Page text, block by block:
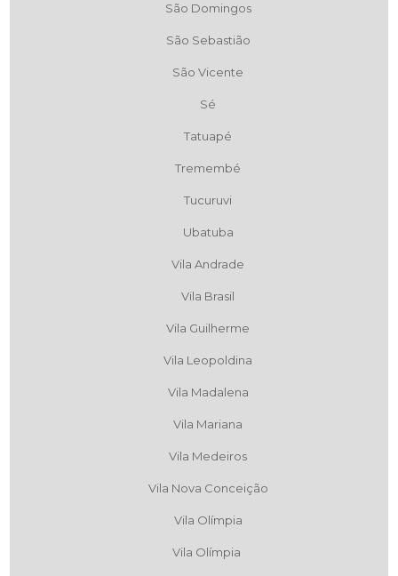
São Domingos
São Sebastião
São Vicente
Sé
Tatuapé
Tremembé
Tucuruvi
Ubatuba
Vila Andrade
Vila Brasil
Vila Guilherme
Vila Leopoldina
Vila Madalena
Vila Mariana
Vila Medeiros
Vila Nova Conceição
Vila Olímpia
Vila Olímpia